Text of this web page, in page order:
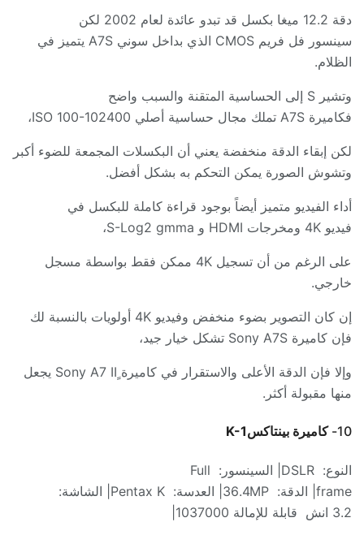
دقة ميغا بكسل قد تبدو عائدة لعام
لكن
سينسور فل فريم CMOS الذي بداخل سوني
يتميز في
الظلام.
وتشير
إلى الحساسية المتقنة والسبب واضح
فكاميرة
تملك مجال حساسية أصلي ،
لكن إبقاء الدقة منخفضة يعني أن البكسلات المجمعة للضوء أكبر
وتشوش الصورة يمكن التحكم به بشكل أفضل.
أداء الفيديو متميز أيضاً بوجود قراءة كاملة للبكسل في
فيديو
ومخرجات و ،
على الرغم من أن تسجيل
ممكن فقط بواسطة مسجل
خارجي.
إن كان التصوير بضوء منخفض وفيديو
أولويات بالنسبة لك
فإن كاميرة
تشكل خيار جيد،
وإلا فإن الدقة الأعلى والاستقرار في كاميرة ٍ Sony A7 II يجعل
منها مقبولة أكثر .
10- كاميرة بينتاكسK-1
النوع:
DSLR| السينسور :
Full
frame| الدقة:
36.4MP| العدسة:
Pentax K| الشاشة:
3.2 انش قابلة للإمالة